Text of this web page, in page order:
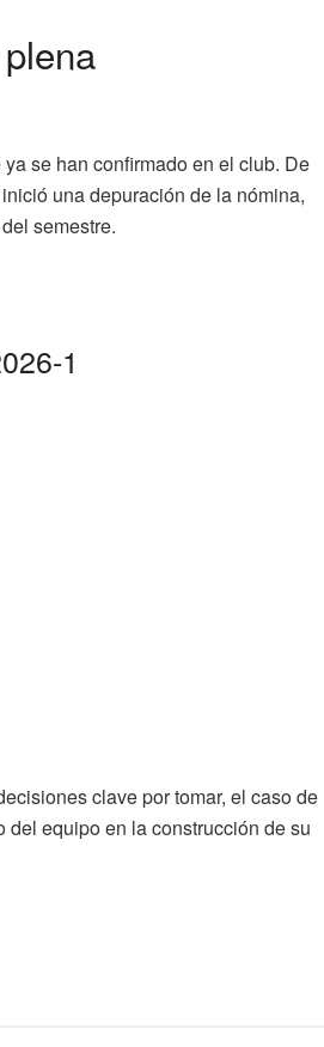
se han confirmado en el club. De
una depuración de la nómina,
semestre.
1
clave por tomar, el caso de
equipo en la construcción de su